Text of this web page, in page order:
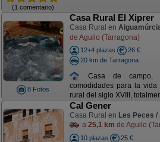
(1 comentario)
8 Fotos
Casa Rural El Xiprer
Casa Rural en
de Aguilo (Tarragona)
12+4 plazas
26 €
20 km de Tarragona
Casa de campo,
comodidades para la
rural del siglo XVIII,
Cal Gener
Casa Rural en Les Peces
a 25,1 km de Aguilo
10 plazas
25 €